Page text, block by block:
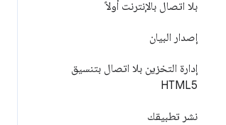
بلا اتصال بالإنترنت أولاً
إصدار البيان
إدارة التخزين بلا اتصال بتنسيق
HTML5
نشر تطبيقك